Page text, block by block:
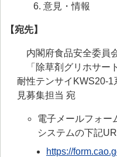
意見・情報
【宛先】
内閣府食品安全委員
「除草剤グリホサー
耐性テンサイKWS20-
見募集担当 宛
電子メールフォー
システムの下記
https://